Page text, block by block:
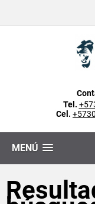
Tel.
Cel.
MENÚ